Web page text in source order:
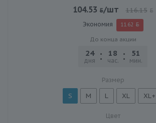
104.53 /шт 116.15
Экономия 11.62
До конца акции
24
дня
18
час.
51
мин.
Размер
S M L XL XL+
Цвет